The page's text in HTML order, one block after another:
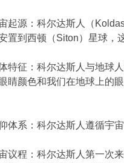
起源：科尔达斯人（
置到西顿（Siton）星球，
特征：科尔达斯人与地球
睛颜色和我们在地球上的
体系：科尔达斯人遵循宇
议程：科尔达斯人第一次